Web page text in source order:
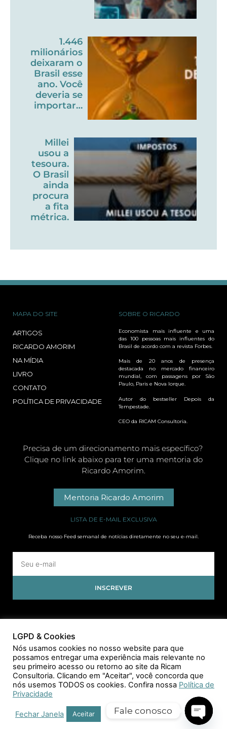
1.446
milionários
deixaram o
Brasil esse
ano. Você
deveria se
importar…
Millei
usou a
tesoura.
O Brasil
ainda
procura
a fita
métrica.
MAPA DO SITE
ARTIGOS
RICARDO AMORIM
NA MÍDIA
LIVRO
CONTATO
POLÍTICA DE PRIVACIDADE
SOBRE O RICARDO
Economista mais influente e uma
das 100 pessoas mais influentes do
Brasil de acordo com a revista Forbes.
Mais de 20 anos de presença
destacada no mercado financeiro
mundial, com passagens por São
Paulo, Paris e Nova Iorque.
Autor do bestseller Depois da
Tempestade.
CEO da RICAM Consultoria.
Precisa de um direcionamento mais específico?
Clique no link abaixo para ter uma mentoria do
Ricardo Amorim.
Mentoria Ricardo Amorim
LISTA DE E-MAIL EXCLUSIVA
Receba nosso Feed semanal de notícias diretamente no seu e-mail.
INSCREVER
LGPD & Cookies
Nós usamos cookies no nosso website para que
possamos entregar uma experiência mais relevante no
seu primeiro acesso ou retorno ao site da Ricam
Consultoria. Clicando em "Aceitar", você concorda que
nós usemos TODOS os cookies. Confira nossa Política de
Privacidade
Fechar Janela Aceitar Fale conosco